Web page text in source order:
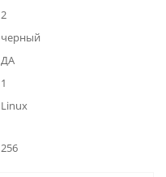
2
черный
ДА
1
Linux
256